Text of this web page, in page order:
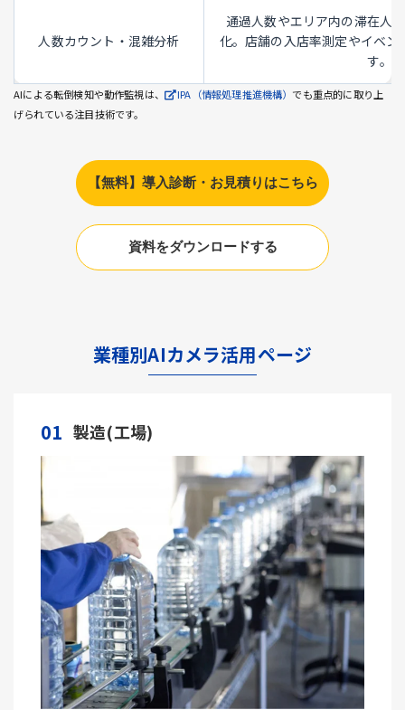
人数カウント・混雑分析
通過人数やエリア内の滞在人
化。店舗の入店率測定やイベ
す。
AIによる転倒検知や動作監視は、 IPA（情報処理推進機構） でも重点的に取り上
げられている注目技術です。
【無料】導入診断・お見積りはこちら
資料をダウンロードする
業種別AIカメラ活用ページ
01 製造(工場)